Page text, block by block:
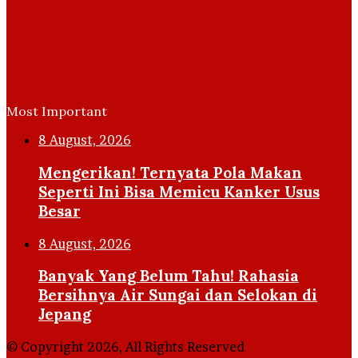
Most Important
8 August, 2026
Mengerikan! Ternyata Pola Makan
Seperti Ini Bisa Memicu Kanker Usus
Besar
8 August, 2026
Banyak Yang Belum Tahu! Rahasia
Bersihnya Air Sungai dan Selokan di
Jepang
© Copyright 2026, All Rights Reserved